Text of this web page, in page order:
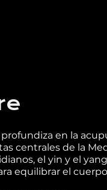
profundiza en la
centrales de la
el yin y el
equilibrar el